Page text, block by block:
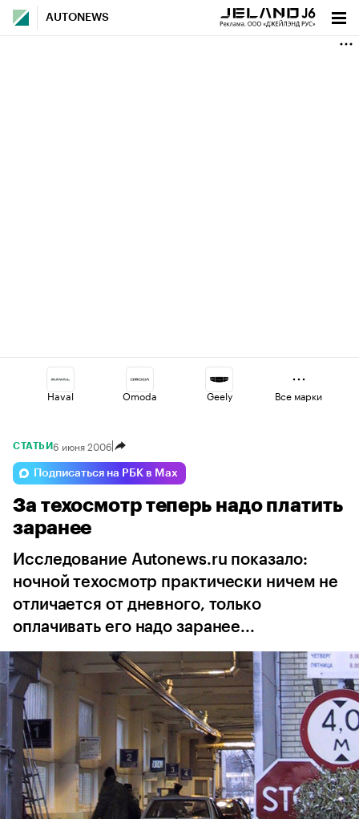
AUTONEWS
Haval Omoda Geely
Lada Changan
Esteo Voyah Volga
Все марки
СТАТЬИ6 июня 2006
Подписаться на РБК в Max
За техосмотр теперь надо платить
заранее
Исследование Autonews.ru показало:
ночной техосмотр практически ничем не
отличается от дневного, только
оплачивать его надо заранее...